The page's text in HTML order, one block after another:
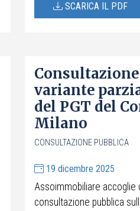
SCARICA IL PDF
variante
del PGT del
Milano
CONSULTAZIONE PUBBLICA
19 dicembre 2025
Assoimmobiliare accoglie
consultazione pubblica